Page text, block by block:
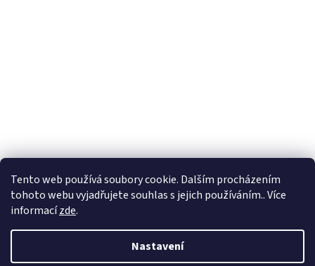
Tento web používá soubory cookie. Dalším procházením
tohoto webu vyjadřujete souhlas s jejich používáním.. Více
informacízde.
Nastavení
Vytvořil Shoptet